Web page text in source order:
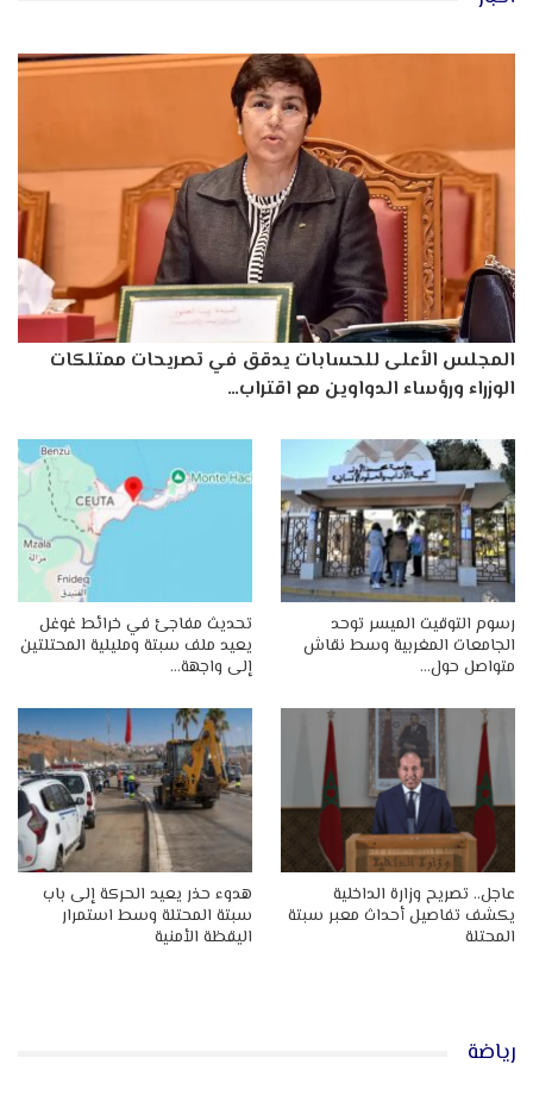
المجلس الأعلى للحسابات يدقق في تصريحات ممتلكات
الوزراء ورؤساء الدواوين مع اقتراب…
رسوم التوقيت الميسر توحد
الجامعات المغربية وسط نقاش
متواصل حول…
تحديث مفاجئ في خرائط غوغل
يعيد ملف سبتة ومليلية المحتلتين
إلى واجهة…
عاجل.. تصريح وزارة الداخلية
يكشف تفاصيل أحداث معبر سبتة
المحتلة
هدوء حذر يعيد الحركة إلى باب
سبتة المحتلة وسط استمرار
اليقظة الأمنية
رياضة